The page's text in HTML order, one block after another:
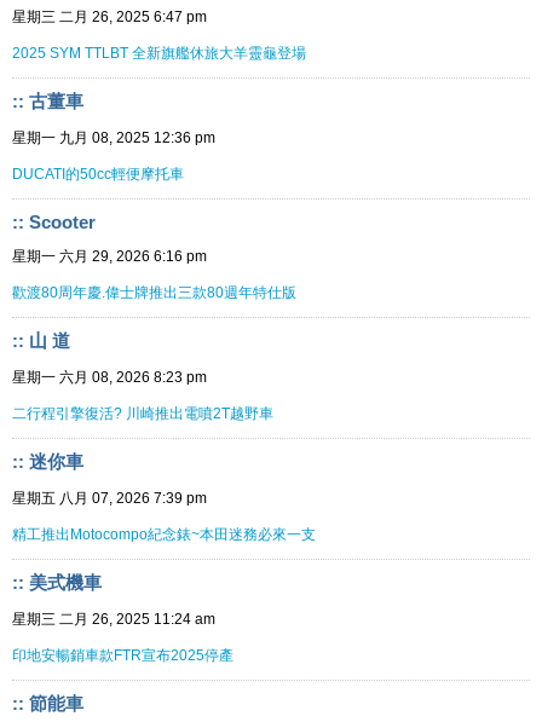
星期三 二月 26, 2025 6:47 pm
2025 SYM TTLBT 全新旗艦休旅大羊靈龜登場
:: 古董車
星期一 九月 08, 2025 12:36 pm
DUCATI的50cc輕便摩托車
:: Scooter
星期一 六月 29, 2026 6:16 pm
歡渡80周年慶.偉士牌推出三款80週年特仕版
:: 山 道
星期一 六月 08, 2026 8:23 pm
二行程引擎復活? 川崎推出電噴2T越野車
:: 迷你車
星期五 八月 07, 2026 7:39 pm
精工推出Motocompo紀念錶~本田迷務必來一支
:: 美式機車
星期三 二月 26, 2025 11:24 am
印地安暢銷車款FTR宣布2025停產
:: 節能車